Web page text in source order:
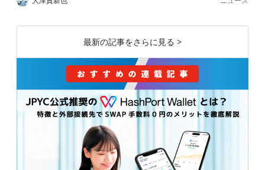
最新の記事をさらに見る >